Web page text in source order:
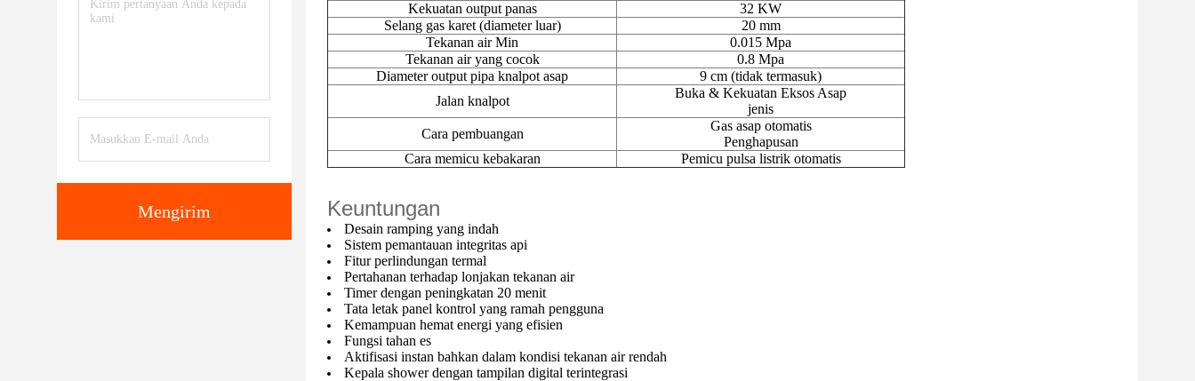
Mengirim
Kekuatan output panas
32 KW
Selang gas karet (diameter luar)
20 mm
Tekanan air Min
0.015 Mpa
Tekanan air yang cocok
0.8 Mpa
Diameter output pipa knalpot asap
9 cm (tidak termasuk)
Jalan knalpot
Buka & Kekuatan Eksos Asap
jenis
Cara pembuangan
Gas asap otomatis
Penghapusan
Cara memicu kebakaran
Pemicu pulsa listrik otomatis
Keuntungan
Desain ramping yang indah
Sistem pemantauan integritas api
Fitur perlindungan termal
Pertahanan terhadap lonjakan tekanan air
Timer dengan peningkatan 20 menit
Tata letak panel kontrol yang ramah pengguna
Kemampuan hemat energi yang efisien
Fungsi tahan es
Aktifisasi instan bahkan dalam kondisi tekanan air rendah
Kepala shower dengan tampilan digital terintegrasi